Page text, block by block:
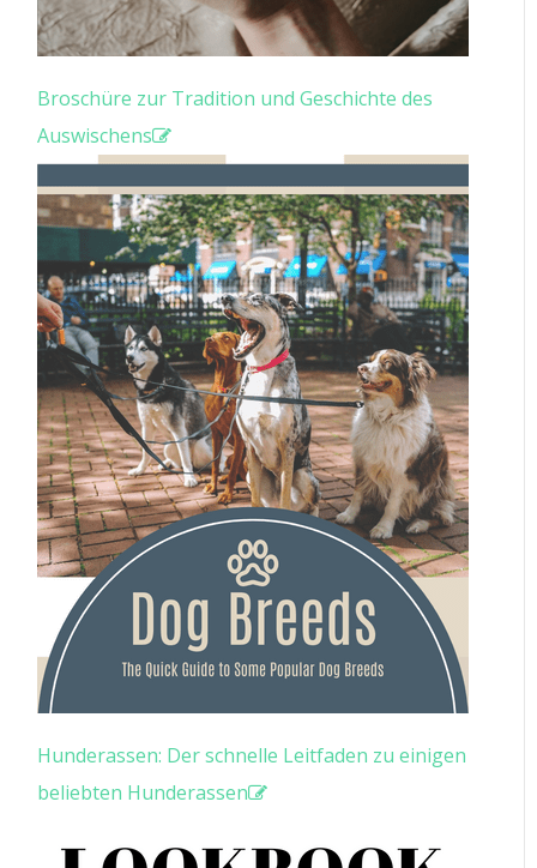
Broschüre zur Tradition und Geschichte des
Auswischens
Hunderassen: Der schnelle Leitfaden zu einigen
beliebten Hunderassen